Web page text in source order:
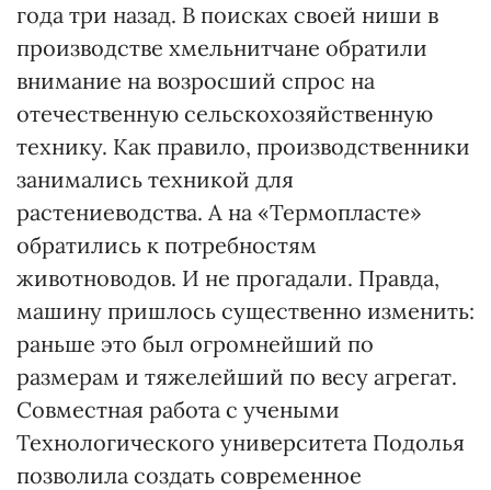
года три назад. В поисках своей ниши в
производстве хмельнитчане обратили
внимание на возросший спрос на
отечественную сельскохозяйственную
технику. Как правило, производственники
занимались техникой для
растениеводства. А на «Термопласте»
обратились к потребностям
животноводов. И не прогадали. Правда,
машину пришлось существенно изменить:
раньше это был огромнейший по
размерам и тяжелейший по весу агрегат.
Совместная работа с учеными
Технологического университета Подолья
позволила создать современное